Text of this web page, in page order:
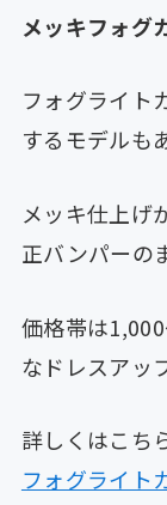
メッキフォグ
フォグライト
するモデルも
メッキ仕上げ
正バンパーの
価格帯は
なドレスアッ
詳しくはこち
フォグライト